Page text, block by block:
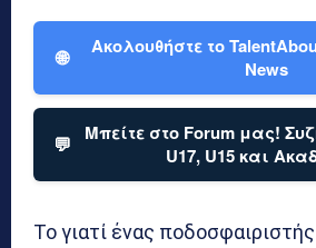
🌐
Ακολουθήστε το
News
💬
Μπείτε στο Forum μας!
U17, U15 και
Το γιατί ένας